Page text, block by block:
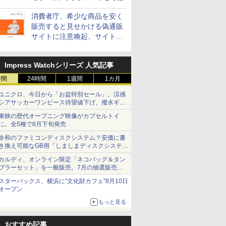
消費者庁、希少な商品を安く
販売すると見せかける偽通販
サイトに注意喚起、サイト名
Impress Watchシリーズ 人気記事
24時間 1週間 1カ月
ニクロ、今日から「お盆特別セール」。涼感
アサッカーワンピース待望値下げ、撥水ギア
ョーツは1990円に
映の歴代オープニング映像がカプセルトイ
。全5種で8月下旬発売
和のファミコンディスクシステム？安価に書
換え可能なGB用「しましまディスクシステ
」
ルディ、オンライン限定「ネコバッグ＆タン
ラーセット」を一般販売。7月の抽選販売の
選無効分
ターバックス、横浜に“文化財カフェ”8月10日
ープン
もっと見る